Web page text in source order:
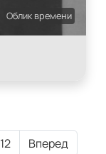
Облик времени
12 Вперед